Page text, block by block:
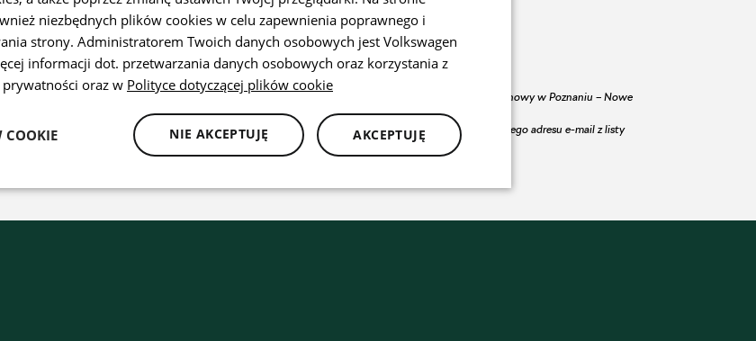
(61-037), ul. Krańcowa 44 wpisana do Rejestru Przedsiębiorców prowadzonego przez Sąd Rejonowy w Poznaniu – Nowe
782-24-63-563, REGON 301062169 (VGP).
aktywując link znajdujący się w stopce każdego Newslettera, czego skutkiem będzie usunięcie Twojego adresu e-mail z listy
niezbędnych plików cookies w celu zapewnienia poprawnego i
strony. Administratorem Twoich danych osobowych jest Volkswagen
informacji dot. przetwarzania danych osobowych oraz korzystania z
oraz w Polityce dotyczącej plików cookie
AKCEPTUJĘ
NIE AKCEPTUJĘ
COOKIE